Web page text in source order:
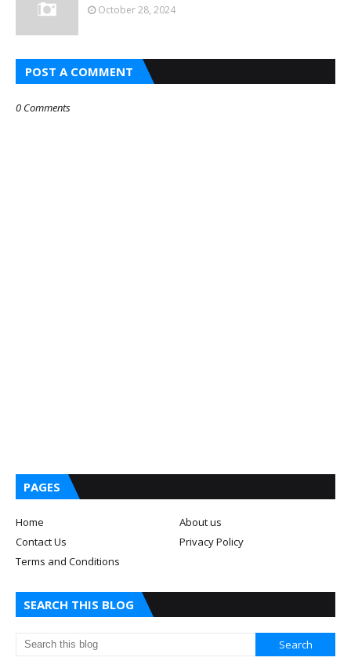
October 28, 2024
POST A COMMENT
0 Comments
PAGES
Home
About us
Contact Us
Privacy Policy
Terms and Conditions
SEARCH THIS BLOG